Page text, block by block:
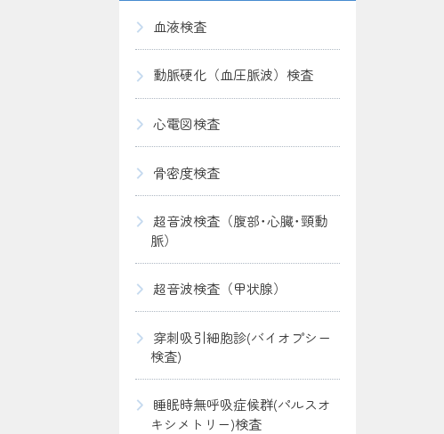
血液検査
動脈硬化（血圧脈波）検査
心電図検査
骨密度検査
超音波検査（腹部･心臓･頸動
脈）
超音波検査（甲状腺）
穿刺吸引細胞診(バイオプシー
検査)
睡眠時無呼吸症候群(パルスオ
キシメトリー)検査